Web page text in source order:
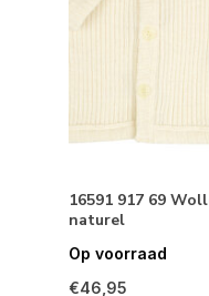
16591 917 69
naturel
Op voorraad
€46,95